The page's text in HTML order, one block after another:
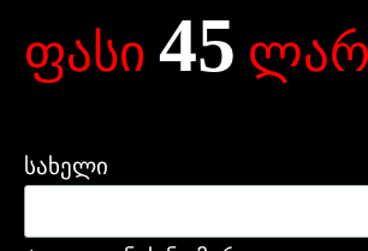
ფასი 45
სახელი